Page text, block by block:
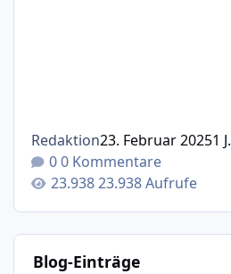
Redaktion23. Februar 20251 J.
0 Kommentare
23.938 Aufrufe
Blog-Einträge